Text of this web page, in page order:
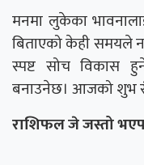
मनमा लुकेका
बिताएको केही समयले
स्पष्ट सोच विकास
बनाउनेछ। आजको शुभ
राशिफल जे जस्तो